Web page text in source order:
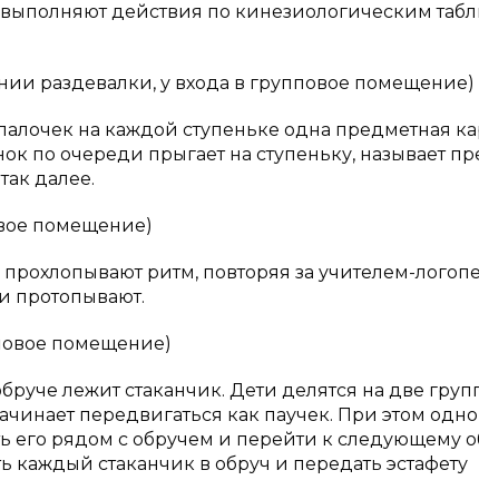
действия по кинезиологическим
раздевалки, у входа в групповое помещение)
на каждой ступеньке одна предметная
по очереди прыгает на ступеньку, называет
далее.
помещение)
ритм, повторяя за учителем-
протопывают.
помещение)
лежит стаканчик. Дети делятся на две
передвигаться как паучек. При этом
его рядом с обручем и перейти к следующему
каждый стаканчик в обруч и передать эстафету